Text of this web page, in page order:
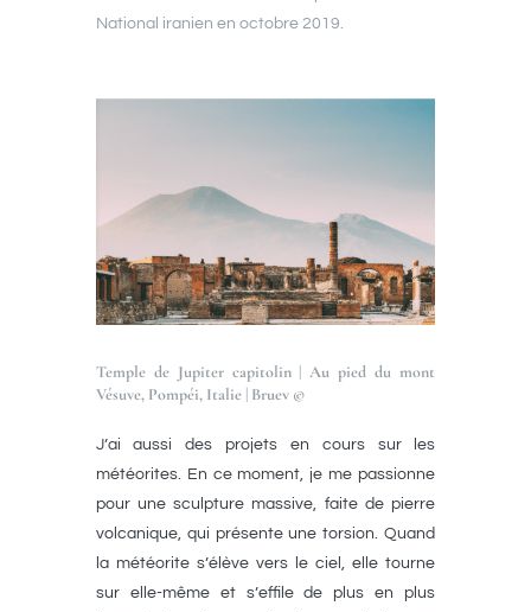
National iranien en octobre 2019.
Temple de Jupiter capitolin | Au pied du mont
Vésuve, Pompéi, Italie | Bruev ©
J’ai aussi des projets en cours sur les
météorites. En ce moment, je me passionne
pour une sculpture massive, faite de pierre
volcanique, qui présente une torsion. Quand
la météorite s’élève vers le ciel, elle tourne
sur elle-même et s’effile de plus en plus